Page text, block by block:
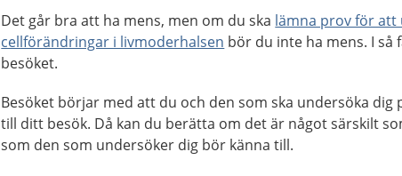
Det går bra att ha mens, men om du ska lämna prov för att
cellförändringar i livmoderhalsen bör du inte ha mens. I så
besöket.
Besöket börjar med att du och den som ska undersöka dig
till ditt besök. Då kan du berätta om det är något särskilt
som den som undersöker dig bör känna till.